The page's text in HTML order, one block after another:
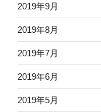
2019年9月
2019年8月
2019年7月
2019年6月
2019年5月